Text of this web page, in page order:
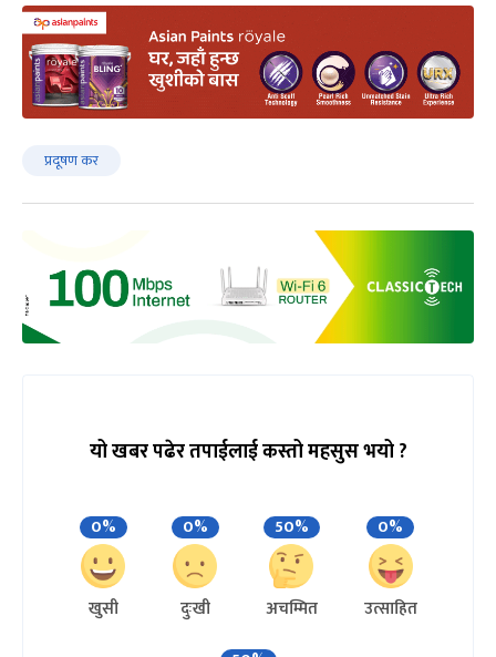
प्रदूषण कर
यो खबर पढेर तपाईलाई कस्तो महसुस भयो ?
0%
खुसी
0%
दुःखी
50%
अचम्मित
0%
उत्साहित